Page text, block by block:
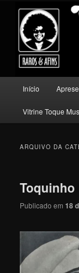
conteúdo
principal
conteúdo
secundário
Toque
Um lugar para
principal
Início
Vitrine Toque
ARQUIVO DA
Toquinho
Publicado em18